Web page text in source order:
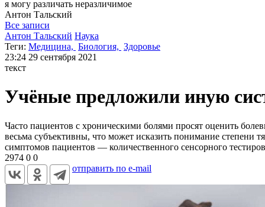
я могу различать неразличимое
Антон Тальский
Все записи
Антон Тальский Наука
Теги: Медицина, Биология, Здоровье
23:24 29 сентября 2021
текст
Учёные предложили иную
Часто пациентов с хроническими болями просят оценить
весьма субъективны, что может исказить понимание степени
симптомов пациентов — количественного сенсорного
2974 0 0
отправить по e-mail